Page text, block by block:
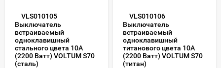
VLS010105
Выключатель
встраиваемый
одноклавишный
стального цвета 10А
(2200 Ватт) VOLTUM S70
(сталь)
VLS010106
Выключатель
встраиваемый
одноклавишный
титанового цвета 10А
(2200 Ватт) VOLTUM S70
(титан)